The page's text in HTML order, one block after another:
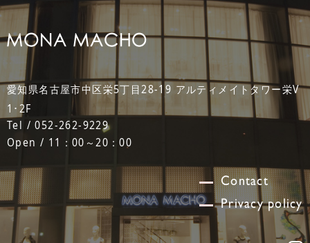
愛知県名古屋市中区栄5丁目28-19 アルティメイトタワー栄V
1･2F
Tel / 052-262-9229
Open / 11：00～20：00
Contact
Privacy policy